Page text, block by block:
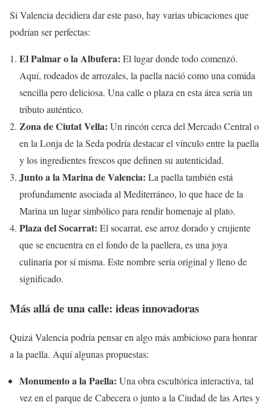
Si Valencia decidiera dar este paso, hay varias ubicaciones que
podrían ser perfectas:
El Palmar o la Albufera: El lugar donde todo comenzó.
Aquí, rodeados de arrozales, la paella nació como una comida
sencilla pero deliciosa. Una calle o plaza en esta área sería un
tributo auténtico.
Zona de Ciutat Vella: Un rincón cerca del Mercado Central o
en la Lonja de la Seda podría destacar el vínculo entre la paella
y los ingredientes frescos que definen su autenticidad.
Junto a la Marina de Valencia: La paella también está
profundamente asociada al Mediterráneo, lo que hace de la
Marina un lugar simbólico para rendir homenaje al plato.
Plaza del Socarrat: El socarrat, ese arroz dorado y crujiente
que se encuentra en el fondo de la paellera, es una joya
culinaria por sí misma. Este nombre sería original y lleno de
significado.
Más allá de una calle: ideas innovadoras
Quizá Valencia podría pensar en algo más ambicioso para honrar
a la paella. Aquí algunas propuestas:
Monumento a la Paella: Una obra escultórica interactiva, tal
vez en el parque de Cabecera o junto a la Ciudad de las Artes y